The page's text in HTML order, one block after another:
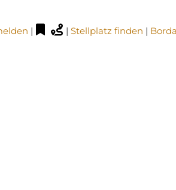
| | Stellplatz finden |